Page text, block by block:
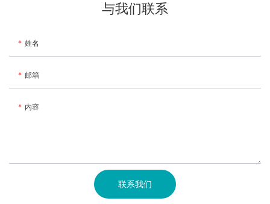
与我们联系
姓名
邮箱
内容
联系我们